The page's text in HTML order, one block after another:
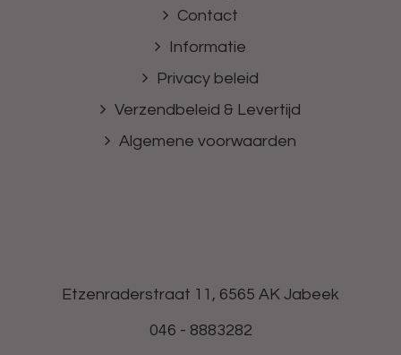
Contact
Informatie
Privacy beleid
Verzendbeleid & Levertijd
Algemene voorwaarden
Etzenraderstraat 11, 6565 AK Jabeek
046 - 8883282